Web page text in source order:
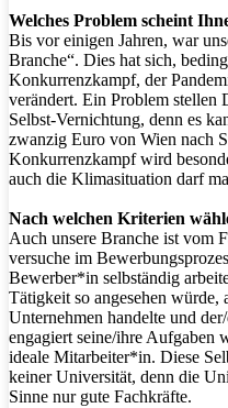
Welches Problem scheint
Bis vor einigen Jahren, war
Branche“. Dies hat sich,
Konkurrenzkampf, der
verändert. Ein Problem stellen
Selbst-Vernichtung, denn es
zwanzig Euro von Wien nach
Konkurrenzkampf wird
auch die Klimasituation darf
Nach welchen Kriterien
Auch unsere Branche ist vom
versuche im
Bewerber*in selbständig
Tätigkeit so angesehen würde,
Unternehmen handelte und
engagiert seine/ihre Aufgaben
ideale Mitarbeiter*in. Diese
keiner Universität, denn die
Sinne nur gute Fachkräfte.